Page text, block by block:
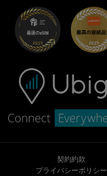
ューティング
ー
せ先
契約約款
プライバシーポリシー